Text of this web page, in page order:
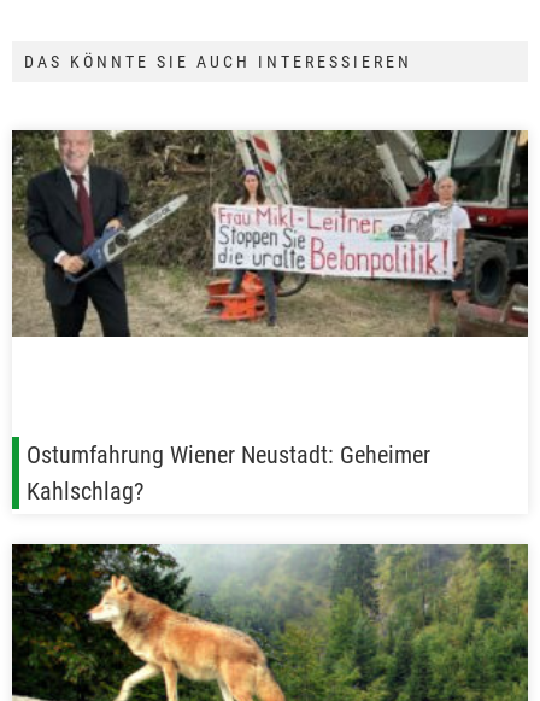
DAS KÖNNTE SIE AUCH INTERESSIEREN
Ostumfahrung Wiener Neustadt: Geheimer
Kahlschlag?